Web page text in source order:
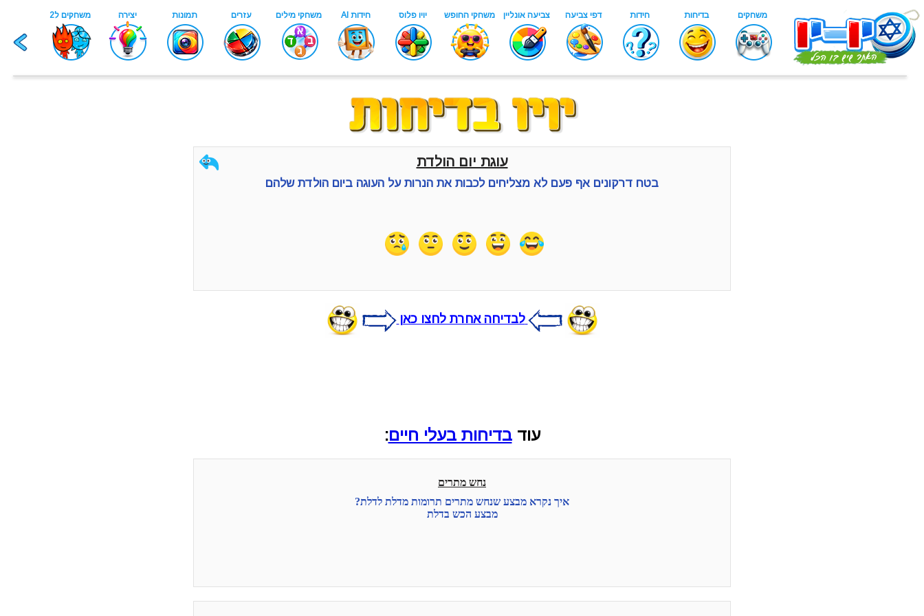
עוגת יום הולדת
בטח דרקונים אף פעם לא מצליחים לכבות את הנרות על העוגה ביום הולדת שלהם
לבדיחה אחרת לחצו כאן
עודבדיחות בעלי חיים:
נחש מתרים
איך נקרא מבצע שנחש מתרים תרומות מדלת לדלת?
מבצע הכש בדלת